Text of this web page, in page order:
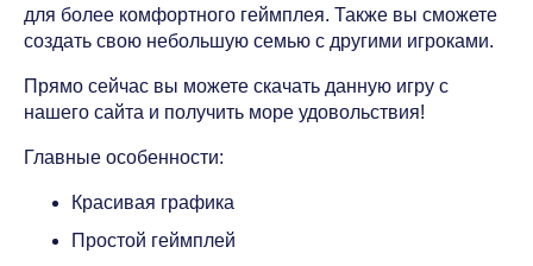
для более комфортного геймплея. Также вы сможете
создать свою небольшую семью с другими игроками.
Прямо сейчас вы можете скачать данную игру с
нашего сайта и получить море удовольствия!
Главные особенности:
Красивая графика
Простой геймплей